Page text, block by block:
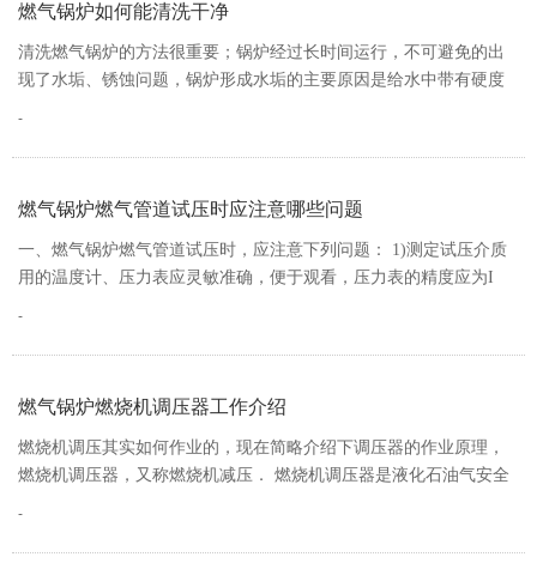
燃气锅炉如何能清洗干净
清洗燃气锅炉的方法很重要；锅炉经过长时间运行，不可避免的出
现了水垢、锈蚀问题，锅炉形成水垢的主要原因是给水中带有硬度
燃气锅炉燃气管道试压时应注意哪些问题
一、燃气锅炉燃气管道试压时，应注意下列问题： 1)测定试压介质
用的温度计、压力表应灵敏准确，便于观看，压力表的精度应为I
燃气锅炉燃烧机调压器工作介绍
燃烧机调压其实如何作业的，现在简略介绍下调压器的作业原理，
燃烧机调压器，又称燃烧机减压． 燃烧机调压器是液化石油气安全